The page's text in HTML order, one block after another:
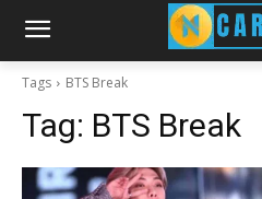
Tags BTS Break
Tag: BTS Break